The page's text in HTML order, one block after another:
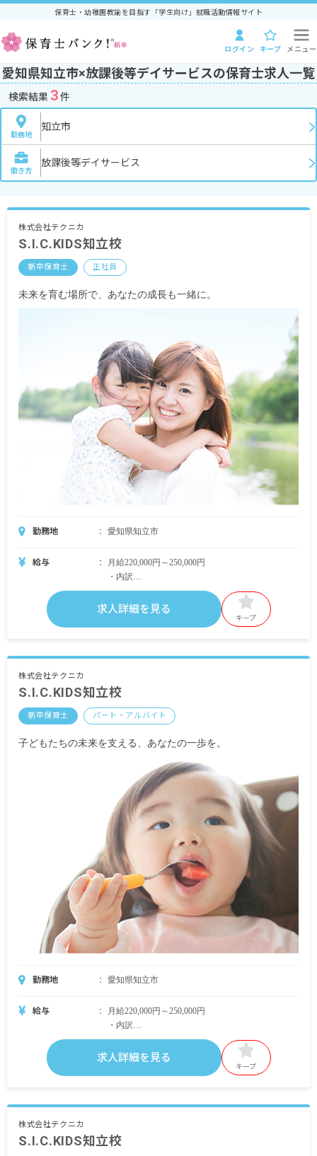
保育士・幼稚園教諭を目指す「学生向け」就職活動情報サイト
ログイン キープ メニュー
愛知県知立市×放課後等デイサービスの保育士求人一覧
検索結果 3件
勤務地
知立市
働き方
放課後等デイサービス
株式会社テクニカ
S.I.C.KIDS知立校
新卒保育士 正社員
未来を育む場所で、あなたの成長も一緒に。
勤務地 愛知県知立市
給与
月給220,000円～250,000円
・内訳
基本給 203,000円～
職務手当 5,000円
資格手当 12,000円～27,000円
交通費 全額支給
賞与年2回（7月／12月）
＜モデル年収例＞
26歳／入社2年目／年収2,940,000円
※想定年収は1年間在籍した際に支給される金額の
一例です。賞与の支給額や勤務時間などにより前
後する可能性があります。
※試用期間3カ月／期間中は時給1,000円
求人詳細を見る
キープ
株式会社テクニカ
S.I.C.KIDS知立校
新卒保育士 パート・アルバイト
子どもたちの未来を支える、あなたの一歩を。
勤務地 愛知県知立市
給与
月給220,000円～250,000円
・内訳
基本給 203,000円～
職務手当 5,000円
資格手当 12,000円～27,000円
交通費 全額支給
求人詳細を見る
キープ
株式会社テクニカ
S.I.C.KIDS知立校